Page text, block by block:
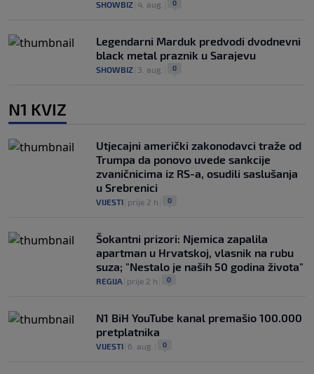
SHOWBIZ 4. aug. 0
Legendarni Marduk predvodi dvodnevni
black metal praznik u Sarajevu
SHOWBIZ 3. aug. 0
N1 KVIZ
Utjecajni američki zakonodavci traže od
Trumpa da ponovo uvede sankcije
zvaničnicima iz RS-a, osudili saslušanja
u Srebrenici
VIJESTI prije 2 h 0
Šokantni prizori: Njemica zapalila
apartman u Hrvatskoj, vlasnik na rubu
suza; "Nestalo je naših 50 godina života"
REGIJA prije 2 h 0
N1 BiH YouTube kanal premašio 100.000
pretplatnika
VIJESTI 6. aug. 0